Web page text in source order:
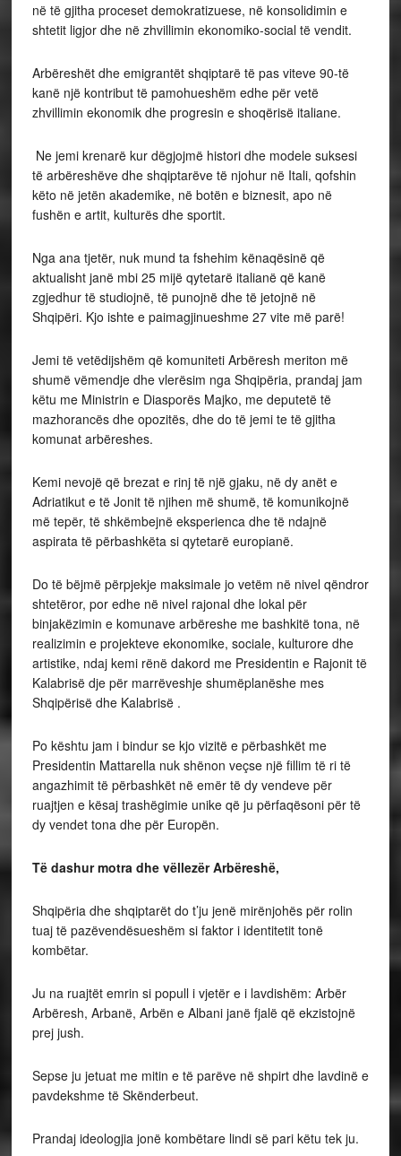
në të gjitha proceset demokratizuese, në konsolidimin e
shtetit ligjor dhe në zhvillimin ekonomiko-social të vendit.
Arbëreshët dhe emigrantët shqiptarë të pas viteve 90-të
kanë një kontribut të pamohueshëm edhe për vetë
zhvillimin ekonomik dhe progresin e shoqërisë italiane.
Ne jemi krenarë kur dëgjojmë histori dhe modele suksesi
të arbëreshëve dhe shqiptarëve të njohur në Itali, qofshin
këto në jetën akademike, në botën e biznesit, apo në
fushën e artit, kulturës dhe sportit.
Nga ana tjetër, nuk mund ta fshehim kënaqësinë që
aktualisht janë mbi 25 mijë qytetarë italianë që kanë
zgjedhur të studiojnë, të punojnë dhe të jetojnë në
Shqipëri. Kjo ishte e paimagjinueshme 27 vite më parë!
Jemi të vetëdijshëm që komuniteti Arbëresh meriton më
shumë vëmendje dhe vlerësim nga Shqipëria, prandaj jam
këtu me Ministrin e Diasporës Majko, me deputetë të
mazhorancës dhe opozitës, dhe do të jemi te të gjitha
komunat arbëreshes.
Kemi nevojë që brezat e rinj të një gjaku, në dy anët e
Adriatikut e të Jonit të njihen më shumë, të komunikojnë
më tepër, të shkëmbejnë eksperienca dhe të ndajnë
aspirata të përbashkëta si qytetarë europianë.
Do të bëjmë përpjekje maksimale jo vetëm në nivel qëndror
shtetëror, por edhe në nivel rajonal dhe lokal për
binjakëzimin e komunave arbëreshe me bashkitë tona, në
realizimin e projekteve ekonomike, sociale, kulturore dhe
artistike, ndaj kemi rënë dakord me Presidentin e Rajonit të
Kalabrisë dje për marrëveshje shumëplanëshe mes
Shqipërisë dhe Kalabrisë .
Po kështu jam i bindur se kjo vizitë e përbashkët me
Presidentin Mattarella nuk shënon veçse një fillim të ri të
angazhimit të përbashkët në emër të dy vendeve për
ruajtjen e kësaj trashëgimie unike që ju përfaqësoni për të
dy vendet tona dhe për Europën.
Të dashur motra dhe vëllezër Arbëreshë,
Shqipëria dhe shqiptarët do t’ju jenë mirënjohës për rolin
tuaj të pazëvendësueshëm si faktor i identitetit tonë
kombëtar.
Ju na ruajtët emrin si popull i vjetër e i lavdishëm: Arbër
Arbëresh, Arbanë, Arbën e Albani janë fjalë që ekzistojnë
prej jush.
Sepse ju jetuat me mitin e të parëve në shpirt dhe lavdinë e
pavdekshme të Skënderbeut.
Prandaj ideologjia jonë kombëtare lindi së pari këtu tek ju.